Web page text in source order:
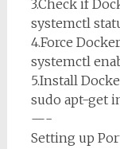
3.Check if
systemctl
4.Force
systemctl
5.Install
sudo apt-get
—-
Setting up